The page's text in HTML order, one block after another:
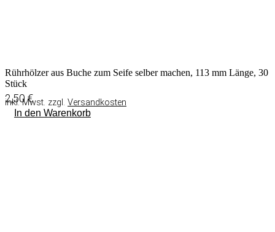
Rührhölzer aus Buche zum Seife selber machen, 113 mm Länge, 30
Stück
2,50€
inkl. Mwst. zzgl. Versandkosten
In den Warenkorb